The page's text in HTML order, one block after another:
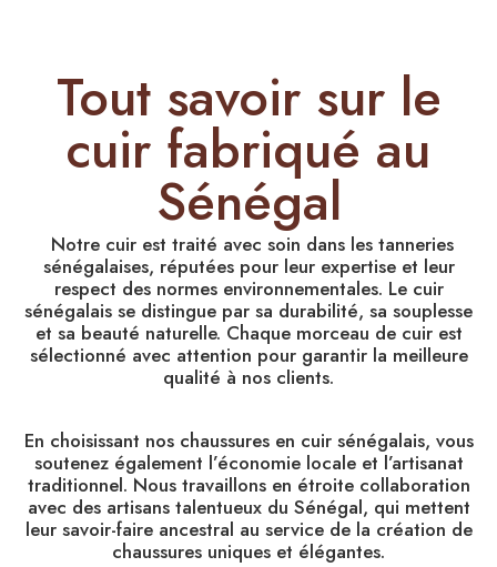
Tout savoir sur le
cuir fabriqué au
Sénégal
Notre cuir est traité avec soin dans les tanneries
sénégalaises, réputées pour leur expertise et leur
respect des normes environnementales. Le cuir
sénégalais se distingue par sa durabilité, sa souplesse
et sa beauté naturelle. Chaque morceau de cuir est
sélectionné avec attention pour garantir la meilleure
qualité à nos clients.
En choisissant nos chaussures en cuir sénégalais, vous
soutenez également l’économie locale et l’artisanat
traditionnel. Nous travaillons en étroite collaboration
avec des artisans talentueux du Sénégal, qui mettent
leur savoir-faire ancestral au service de la création de
chaussures uniques et élégantes.